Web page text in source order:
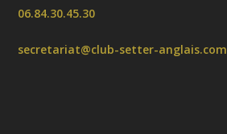
06.84.30.45.30
secretariat@club-setter-anglais.com